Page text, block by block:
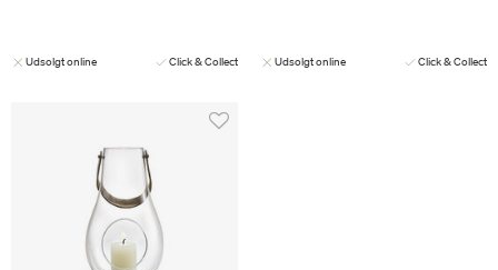
Udsolgt online Click & Collect Udsolgt online Click & Collect